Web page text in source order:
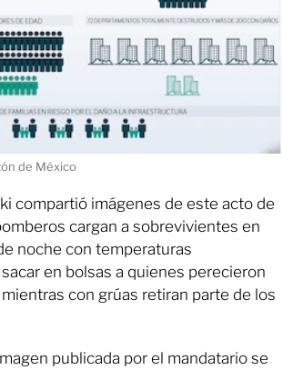
de México
compartió imágenes de este acto de
cargan a sobrevivientes en
noche con temperaturas
en bolsas a quienes perecieron
con grúas retiran parte de los
publicada por el mandatario se